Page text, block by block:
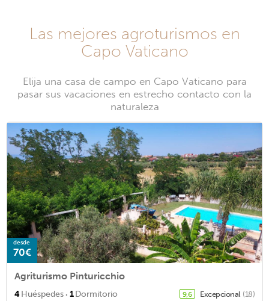
Las mejores agroturismos en
Capo Vaticano
Elija una casa de campo en Capo Vaticano para
pasar sus vacaciones en estrecho contacto con la
naturaleza
desde
70€
Agriturismo Pinturicchio
4Huéspedes · 1Dormitorio 9,6 Excepcional (18)